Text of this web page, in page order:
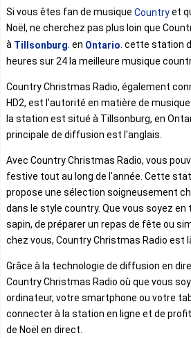
Si vous êtes fan de musique Countryet
Noël, ne cherchez pas plus loin que
à Tillsonburg . en Ontario . cette station
heures sur 24 la meilleure musique
Country Christmas Radio, également
HD2, est l'autorité en matière de
la station est situé à Tillsonburg, en
principale de diffusion est l'anglais.
Avec Country Christmas Radio, vous
festive tout au long de l'année. Cette
propose une sélection soigneusement
dans le style country. Que vous soyez en
sapin, de préparer un repas de fête ou
chez vous, Country Christmas Radio est
Grâce à la technologie de diffusion en
Country Christmas Radio où que vous
ordinateur, votre smartphone ou votre
connecter à la station en ligne et de
de Noël en direct.